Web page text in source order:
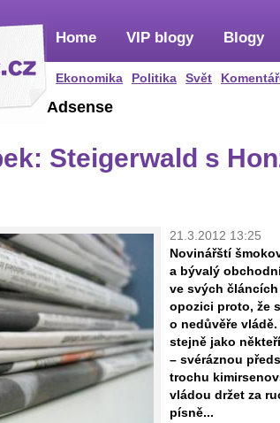
Home
Ekonomika Politika Svět
VIP blogy Blogy
Adsense
Steigerwald s
21.3.2012 13:25
Novinářští
a bývalý
ve svých
opozici proto, že
o nedůvěře
stejně jako
– svéráznou
trochu
vládou držet za
písně...